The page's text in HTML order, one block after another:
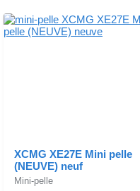
XCMG XE27E Mini pelle
(NEUVE) neuf
Mini-pelle